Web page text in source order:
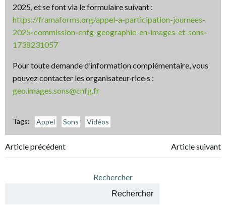
2025, et se font via le formulaire suivant :
https://framaforms.org/appel-a-participation-journees-
2025-commission-cnfg-geographie-en-images-et-sons-
1738231057
Pour toute demande d’information complémentaire, vous
pouvez contacter les organisateur·rice·s :
geo.images.sons@cnfg.fr
Tags: Appel Sons Vidéos
Navigation
Article précédent
Navigation
de
l’article
Article suivant
Rechercher
Rechercher